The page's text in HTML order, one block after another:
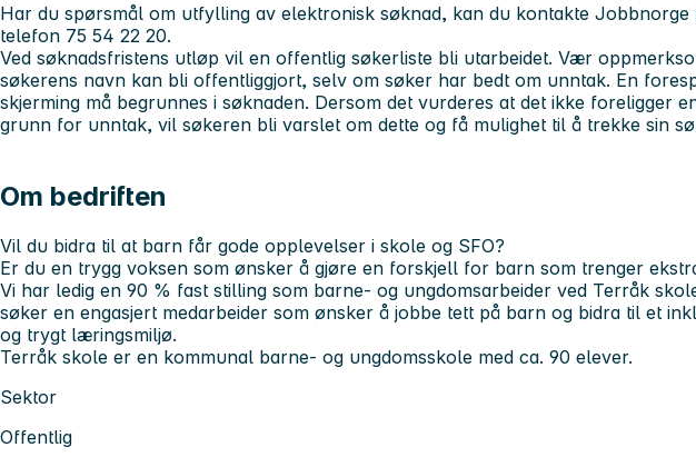
Har du spørsmål om utfylling av elektronisk søknad, kan du kontakte Jobbnorge
telefon 75 54 22 20.
Ved søknadsfristens utløp vil en offentlig søkerliste bli utarbeidet. Vær
søkerens navn kan bli offentliggjort, selv om søker har bedt om unntak. En
skjerming må begrunnes i søknaden. Dersom det vurderes at det ikke foreligger
grunn for unntak, vil søkeren bli varslet om dette og få mulighet til å trekke sin
Om bedriften
Vil du bidra til at barn får gode opplevelser i skole og SFO?
Er du en trygg voksen som ønsker å gjøre en forskjell for barn som trenger
Vi har ledig en 90 % fast stilling som barne- og ungdomsarbeider ved Terråk
søker en engasjert medarbeider som ønsker å jobbe tett på barn og bidra til et
og trygt læringsmiljø.
Terråk skole er en kommunal barne- og ungdomsskole med ca. 90 elever.
Sektor
Offentlig